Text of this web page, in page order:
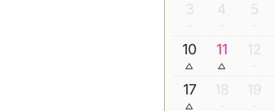
3 4 5
10 11 12
17 18 19